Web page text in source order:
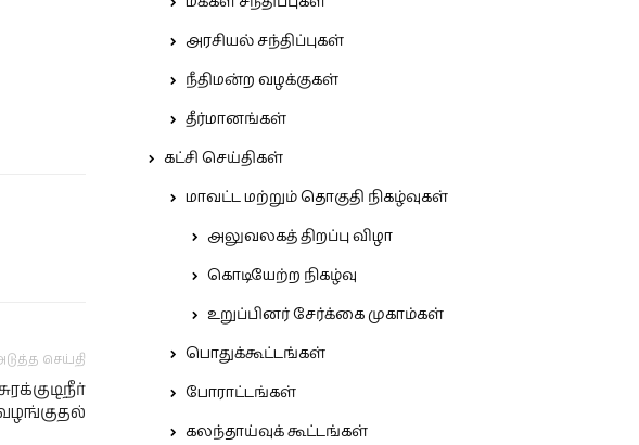
செய்தி
அரசியல் சந்திப்புகள்
நீதிமன்ற வழக்குகள்
தீர்மானங்கள்
கட்சி செய்திகள்
மாவட்ட மற்றும் தொகுதி நிகழ்வுகள்
அலுவலகத் திறப்பு விழா
கொடியேற்ற நிகழ்வு
உறுப்பினர் சேர்க்கை முகாம்கள்
பொதுக்கூட்டங்கள்
போராட்டங்கள்
கலந்தாய்வுக் கூட்டங்கள்